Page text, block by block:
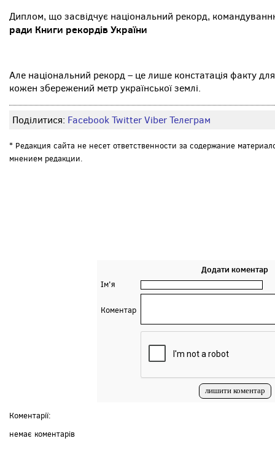
Диплом, що засвідчує національний рекорд,
ради Книги рекордів України
Але національний рекорд – це лише констатація факту
кожен збережений метр української землі.
Поділитися: FacebookTwitterViberТелеграм
* Редакция сайта не несет ответственности за содержание
мнением редакции.
Додати коментар
Ім'я
Коментар
Коментарії:
немає коментарів